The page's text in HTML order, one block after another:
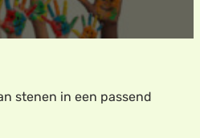
stenen in een passend